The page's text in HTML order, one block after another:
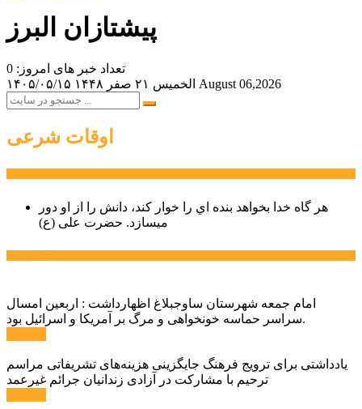
پیشتازان البرز
تعداد خبر های امروز: 0
۱۴۰۵/۰۵/۱۵
الخميس ۲۱ صفر ۱۴۴۸ August 06,2026
اوقات شرعی
هر گاه خدا بخواهد بنده اي را خوار كند، دانش را از او دور
میسازد. حضرت علی (ع)
امام جمعه شهرستان ساوجبلاغ اظهارداشت : اربعین امسال
سراسر حماسه خونخواهی و مرگ بر آمریکا و اسرائیل بود.
یادداشتی برای ترویج فرهنگ جایگزینی هزینه‌های تشریفاتی مراسم
ترحیم با مشارکت در آزادی زندانیان جرائم غیرعمد